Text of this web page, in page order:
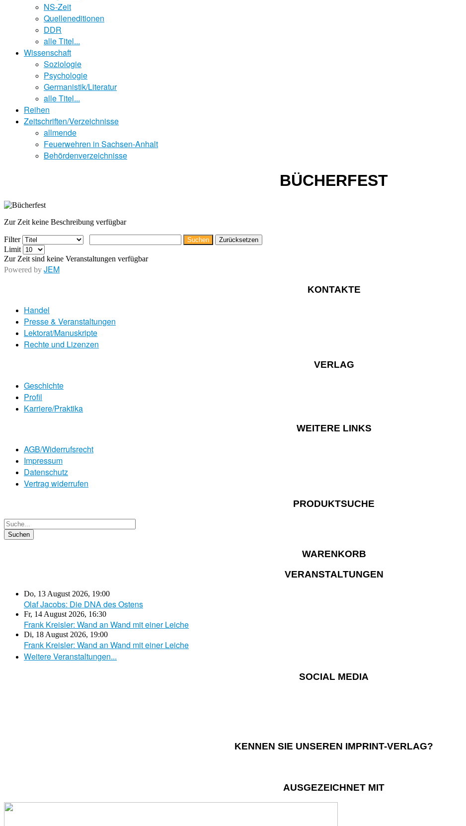
NS-Zeit
Quelleneditionen
DDR
alle Titel...
Wissenschaft
Soziologie
Psychologie
Germanistik/Literatur
alle Titel...
Reihen
Zeitschriften/Verzeichnisse
allmende
Feuerwehren in Sachsen-Anhalt
Behördenverzeichnisse
BÜCHERFEST
Zur Zeit keine Beschreibung verfügbar
Filter Suchen Zurücksetzen
Limit
Zur Zeit sind keine Veranstaltungen verfügbar
Powered by JEM
KONTAKTE
Handel
Presse & Veranstaltungen
Lektorat/Manuskripte
Rechte und Lizenzen
VERLAG
Geschichte
Profil
Karriere/Praktika
WEITERE LINKS
AGB/Widerrufsrecht
Impressum
Datenschutz
Vertrag widerrufen
PRODUKTSUCHE
WARENKORB
VERANSTALTUNGEN
Do, 13 August 2026, 19:00
Olaf Jacobs: Die DNA des Ostens
Fr, 14 August 2026, 16:30
Frank Kreisler: Wand an Wand mit einer Leiche
Di, 18 August 2026, 19:00
Frank Kreisler: Wand an Wand mit einer Leiche
Weitere Veranstaltungen...
SOCIAL MEDIA
KENNEN SIE UNSEREN IMPRINT-VERLAG?
AUSGEZEICHNET MIT